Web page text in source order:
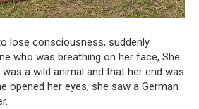
lose consciousness, suddenly
who was breathing on her face, She
a wild animal and that her end was
opened her eyes, she saw a German